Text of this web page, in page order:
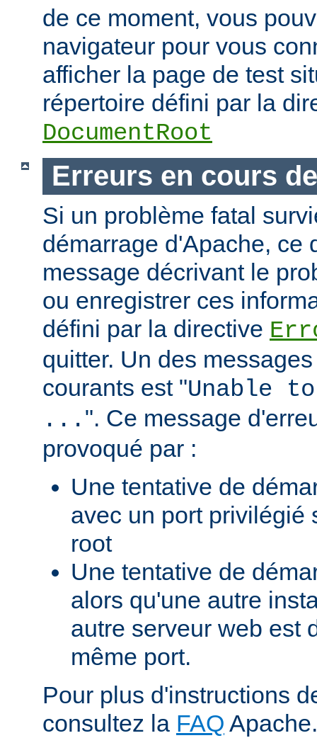
de ce moment, vous
navigateur pour vous
afficher la page de test
répertoire défini par la
DocumentRoot
Erreurs en cours
Si un problème fatal
démarrage d'Apache, ce
message décrivant le
ou enregistrer ces
défini par la directive
quitter. Un des
courants est "Unable
... ". Ce message
provoqué par :
Une tentative de
avec un port privilégié
root
Une tentative de
alors qu'une autre
autre serveur web est
même port.
Pour plus d'instructions
consultez la FAQ Apache.